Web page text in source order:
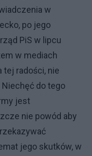
w
po jego
PiS w lipcu
w mediach
tej radości, nie
do tego
jest
nie powód aby
jego skutków, w